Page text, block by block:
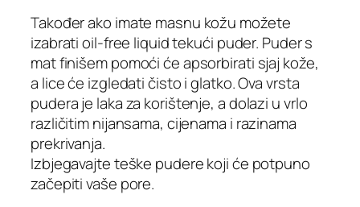
Također ako imate masnu kožu možete
izabrati oil-free liquid tekući puder. Puder s
mat finišem pomoći će apsorbirati sjaj kože,
a lice će izgledati čisto i glatko. Ova vrsta
pudera je laka za korištenje, a dolazi u vrlo
različitim nijansama, cijenama i razinama
prekrivanja.
Izbjegavajte teške pudere koji će potpuno
začepiti vaše pore.